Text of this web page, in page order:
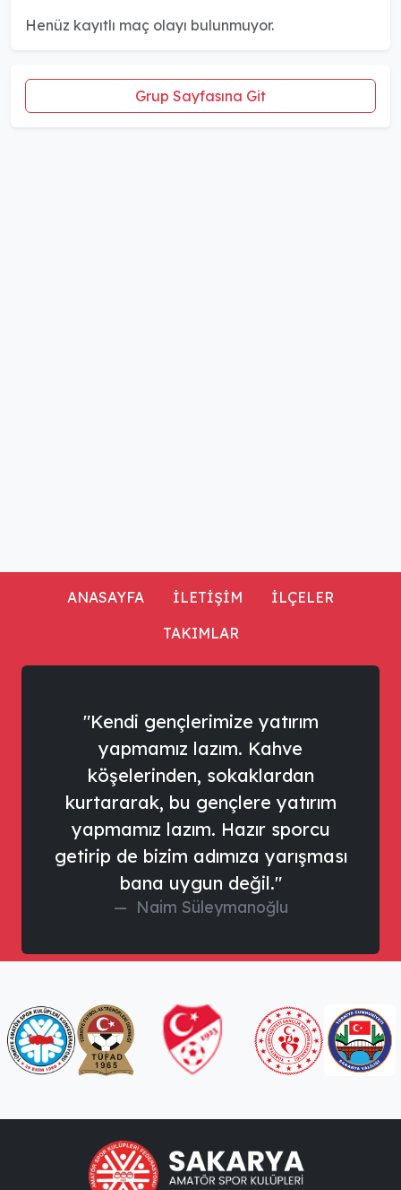
Henüz kayıtlı maç olayı bulunmuyor.
Grup Sayfasına Git
ANASAYFA İLETİŞİM
İLÇELER
TAKIMLAR
"Kendi gençlerimize yatırım
yapmamız lazım. Kahve
köşelerinden, sokaklardan
kurtararak, bu gençlere yatırım
yapmamız lazım. Hazır sporcu
getirip de bizim adımıza yarışması
bana uygun değil."
Naim Süleymanoğlu